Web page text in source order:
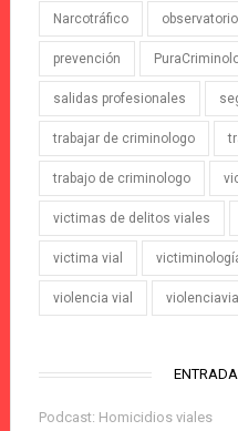
Narcotráfico
prevención
salidas profesionales
trabajar de criminologo
trabajo de criminologo
victimas de delitos viales
victima vial
violencia vial violenciavial
Podcast: Homicidios viales